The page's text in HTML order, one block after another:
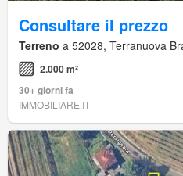
Consultare il prezzo
Terreno a 52028, Terranuova
2.000 m²
30+ giorni fa
IMMOBILIARE.IT